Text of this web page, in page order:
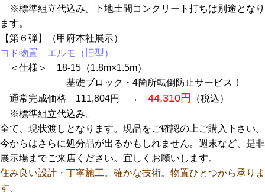
※標準組立代込み。下地土間コンクリート打ちは別途となり
ます。
【第６弾】（甲府本社展示）
ヨド物置 エルモ（旧型）
＜仕様＞ 18-15（1.8m×1.5m）
基礎ブロック・4箇所転倒防止サービス！
通常完成価格 111,804円 → 44,310円
（税込）
※標準組立代込み。
全て、現状渡しとなります。現品をご確認の上ご購入下さい。
今からはさらに処分品が出るかもしれません。週末など、是非
展示場までご来店ください。宜しくお願いします。
住み良い設計・丁寧施工。確かな技術。物置ひとつから承りま
す。